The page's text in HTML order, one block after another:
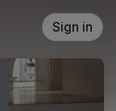
Sign in